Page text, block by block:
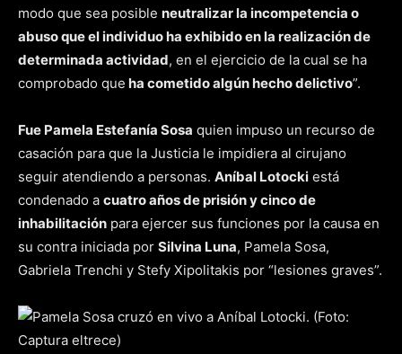
modo que sea posible neutralizar la incompetencia o
abuso que el individuo ha exhibido en la realización de
determinada actividad, en el ejercicio de la cual se ha
comprobado que ha cometido algún hecho delictivo”.
Fue Pamela Estefanía Sosa quien impuso un recurso de
casación para que la Justicia le impidiera al cirujano
seguir atendiendo a personas. Aníbal Lotocki está
condenado a cuatro años de prisión y cinco de
inhabilitación para ejercer sus funciones por la causa en
su contra iniciada por Silvina Luna, Pamela Sosa,
Gabriela Trenchi y Stefy Xipolitakis por “lesiones graves”.